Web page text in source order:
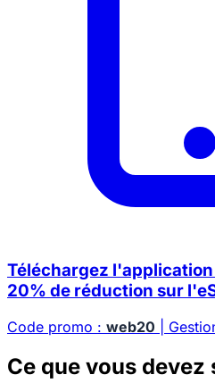
Téléchargez l'application
20% de réduction sur
Code promo : web20 |
Ce que vous